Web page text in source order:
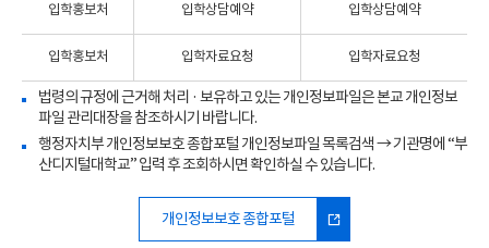
입학홍보처 입학상담예약 입학상담예약
입학홍보처 입학자료요청 입학자료요청
법령의 규정에 근거해 처리 · 보유하고 있는 개인정보파일은 본교 개인정보
파일 관리대장을 참조하시기 바랍니다.
행정자치부 개인정보보호 종합포털 개인정보파일 목록검색 → 기관명에 “부
산디지털대학교” 입력 후 조회하시면 확인하실 수 있습니다.
개인정보보호 종합포털